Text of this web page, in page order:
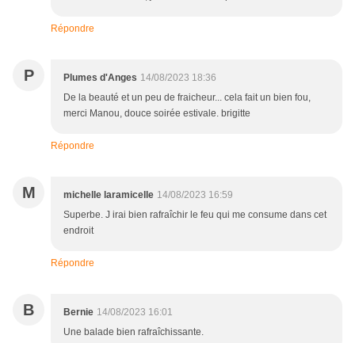
Répondre
P Plumes d'Anges 14/08/2023 18:36
De la beauté et un peu de fraicheur... cela fait un bien fou,
merci Manou, douce soirée estivale. brigitte
Répondre
M michelle laramicelle 14/08/2023 16:59
Superbe. J irai bien rafraîchir le feu qui me consume dans cet
endroit
Répondre
B Bernie 14/08/2023 16:01
Une balade bien rafraîchissante.